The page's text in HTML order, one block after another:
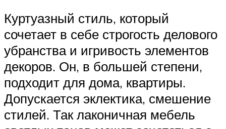
Куртуазный стиль, который
сочетает в себе строгость делового
убранства и игривость элементов
декоров. Он, в большей степени,
подходит для дома, квартиры.
Допускается эклектика, смешение
стилей. Так лаконичная мебель